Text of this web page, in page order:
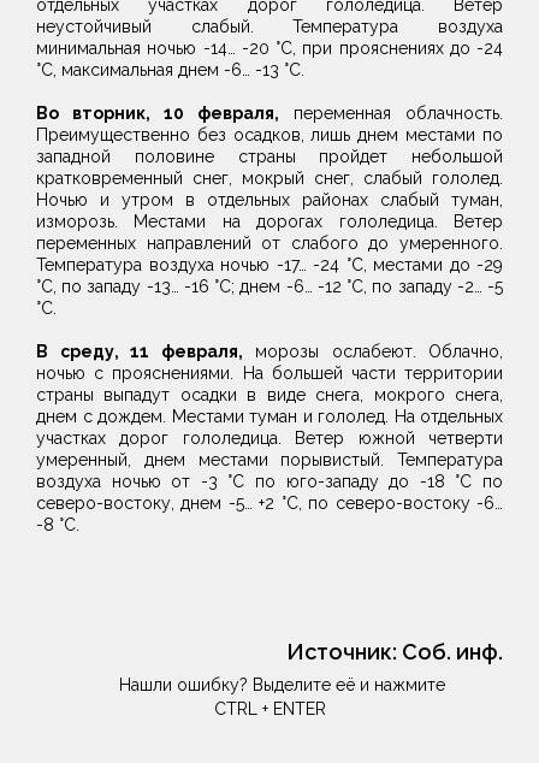
отдельных участках дорог гололедица. Ветер
неустойчивый слабый. Температура воздуха
минимальная ночью -14… -20 °С, при прояснениях до -24
°С, максимальная днем -6… -13 °С.
Во вторник, 10 февраля, переменная облачность.
Преимущественно без осадков, лишь днем местами по
западной половине страны пройдет небольшой
кратковременный снег, мокрый снег, слабый гололед.
Ночью и утром в отдельных районах слабый туман,
изморозь. Местами на дорогах гололедица. Ветер
переменных направлений от слабого до умеренного.
Температура воздуха ночью -17… -24 °С, местами до -29
°С, по западу -13… -16 °С; днем -6… -12 °С, по западу -2… -5
°С.
В среду, 11 февраля, морозы ослабеют. Облачно,
ночью с прояснениями. На большей части территории
страны выпадут осадки в виде снега, мокрого снега,
днем с дождем. Местами туман и гололед. На отдельных
участках дорог гололедица. Ветер южной четверти
умеренный, днем местами порывистый. Температура
воздуха ночью от -3 °С по юго-западу до -18 °С по
северо-востоку, днем -5… +2 °С, по северо-востоку -6…
-8 °С.
Источник: Соб. инф.
Нашли ошибку? Выделите её и нажмите
CTRL + ENTER